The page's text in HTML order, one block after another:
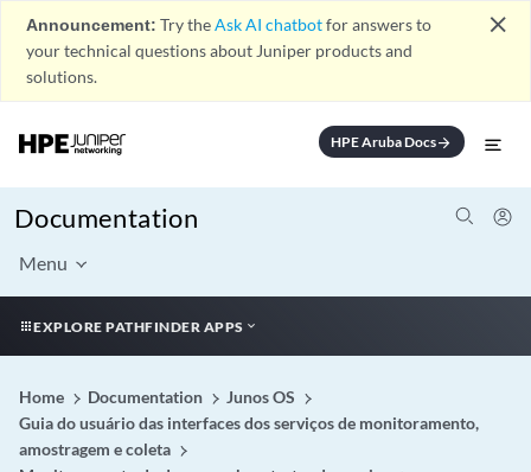
Announcement: Try theAsk AI chatbotfor answers to
your technical questions about Juniper products and
solutions.
close
HPE Aruba Docsarrow_forward
Documentation
Menu
EXPLORE PATHFINDER APPS
Home Documentation
Junos OS
Guia do usuário das interfaces dos serviços de monitoramento,
amostragem e coleta